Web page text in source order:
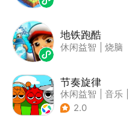
地铁跑酷
休闲益智 烧脑
节奏旋律
休闲益智 音乐
2.0